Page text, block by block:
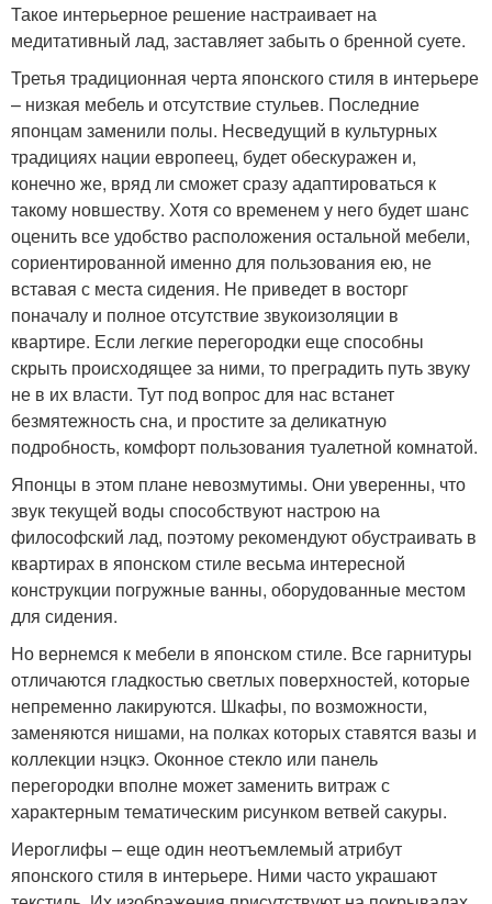
Такое интерьерное решение настраивает на
медитативный лад, заставляет забыть о бренной суете.
Третья традиционная черта японского стиля в интерьере
– низкая мебель и отсутствие стульев. Последние
японцам заменили полы. Несведущий в культурных
традициях нации европеец, будет обескуражен и,
конечно же, вряд ли сможет сразу адаптироваться к
такому новшеству. Хотя со временем у него будет шанс
оценить все удобство расположения остальной мебели,
сориентированной именно для пользования ею, не
вставая с места сидения. Не приведет в восторг
поначалу и полное отсутствие звукоизоляции в
квартире. Если легкие перегородки еще способны
скрыть происходящее за ними, то преградить путь звуку
не в их власти. Тут под вопрос для нас встанет
безмятежность сна, и простите за деликатную
подробность, комфорт пользования туалетной комнатой.
Японцы в этом плане невозмутимы. Они уверенны, что
звук текущей воды способствуют настрою на
философский лад, поэтому рекомендуют обустраивать в
квартирах в японском стиле весьма интересной
конструкции погружные ванны, оборудованные местом
для сидения.
Но вернемся к мебели в японском стиле. Все гарнитуры
отличаются гладкостью светлых поверхностей, которые
непременно лакируются. Шкафы, по возможности,
заменяются нишами, на полках которых ставятся вазы и
коллекции нэцкэ. Оконное стекло или панель
перегородки вполне может заменить витраж с
характерным тематическим рисунком ветвей сакуры.
Иероглифы – еще один неотъемлемый атрибут
японского стиля в интерьере. Ними часто украшают